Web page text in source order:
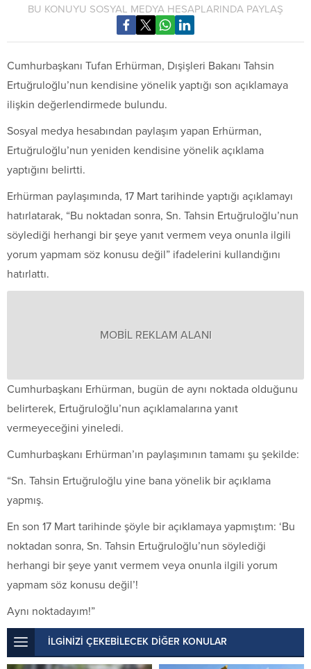
BU KONUYU SOSYAL MEDYA HESAPLARINDA PAYLAŞ
Cumhurbaşkanı Tufan Erhürman, Dışişleri Bakanı Tahsin
Ertuğruloğlu’nun kendisine yönelik yaptığı son açıklamaya
ilişkin değerlendirmede bulundu.
Sosyal medya hesabından paylaşım yapan Erhürman,
Ertuğruloğlu’nun yeniden kendisine yönelik açıklama
yaptığını belirtti.
Erhürman paylaşımında, 17 Mart tarihinde yaptığı açıklamayı
hatırlatarak, “Bu noktadan sonra, Sn. Tahsin Ertuğruloğlu’nun
söylediği herhangi bir şeye yanıt vermem veya onunla ilgili
yorum yapmam söz konusu değil” ifadelerini kullandığını
hatırlattı.
MOBİL REKLAM ALANI
Cumhurbaşkanı Erhürman, bugün de aynı noktada olduğunu
belirterek, Ertuğruloğlu’nun açıklamalarına yanıt
vermeyeceğini yineledi.
Cumhurbaşkanı Erhürman’ın paylaşımının tamamı şu şekilde:
“Sn. Tahsin Ertuğruloğlu yine bana yönelik bir açıklama
yapmış.
En son 17 Mart tarihinde şöyle bir açıklamaya yapmıştım: ‘Bu
noktadan sonra, Sn. Tahsin Ertuğruloğlu’nun söylediği
herhangi bir şeye yanıt vermem veya onunla ilgili yorum
yapmam söz konusu değil’!
Aynı noktadayım!”
İLGİNİZİ ÇEKEBİLECEK DİĞER KONULAR